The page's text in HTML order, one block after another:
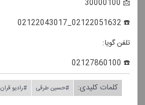
📩 30000100
☎️ 02122051632_02122043017
تلفن گویا:
☎️ 02127860100
کلمات کلیدی:
#حسین طرقی #رادیو قران